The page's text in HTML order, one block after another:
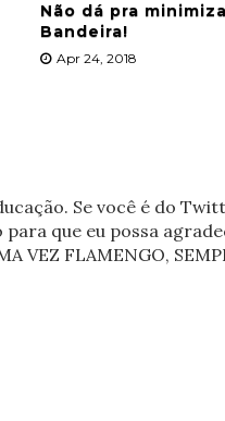
Não dá pra
Bandeira!
Apr 24, 2018
Se você é do
que eu possa
VEZ FLAMENGO,